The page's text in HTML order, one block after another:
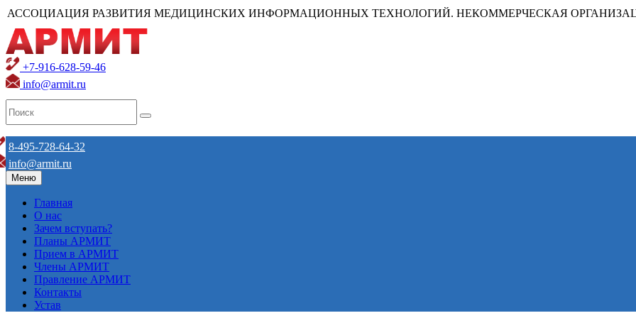
АССОЦИАЦИЯ РАЗВИТИЯ МЕДИЦИНСКИХ ИНФОРМАЦИОННЫХ ТЕХНОЛОГИЙ. НЕКОММЕРЧЕСКАЯ
+7-916-628-59-46
info@armit.ru
8-495-728-64-32
info@armit.ru
Меню
Главная
О нас
Зачем вступать?
Планы АРМИТ
Прием в АРМИТ
Члены АРМИТ
Правление АРМИТ
Контакты
Устав